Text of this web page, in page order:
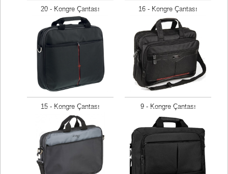
20 - Kongre Çantası
Fiyat isteyiniz
16 - Kongre Çantası
Fiyat isteyiniz
15 - Kongre Çantası
Fiyat isteyiniz
9 - Kongre Çantası
Fiyat isteyiniz